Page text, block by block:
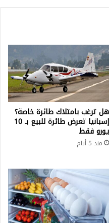
هل ترغب بامتلاك طائرة خاصة؟
إسبانيا تعرض طائرة للبيع بـ 10
يورو فقط
منذ 5 أيام